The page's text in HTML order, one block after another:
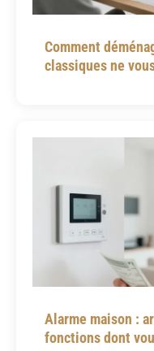
Comment
classiques ne
Alarme maison :
fonctions dont